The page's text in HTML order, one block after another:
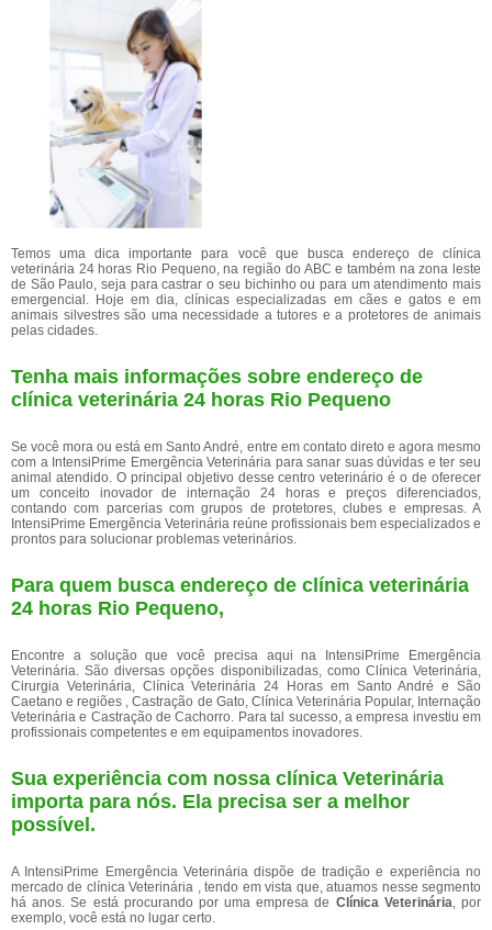
Temos uma dica importante para você que busca endereço de clínica
veterinária 24 horas Rio Pequeno, na região do ABC e também na zona leste
de São Paulo, seja para castrar o seu bichinho ou para um atendimento mais
emergencial. Hoje em dia, clínicas especializadas em cães e gatos e em
animais silvestres são uma necessidade a tutores e a protetores de animais
pelas cidades.
Tenha mais informações sobre endereço de
clínica veterinária 24 horas Rio Pequeno
Se você mora ou está em Santo André, entre em contato direto e agora mesmo
com a IntensiPrime Emergência Veterinária para sanar suas dúvidas e ter seu
animal atendido. O principal objetivo desse centro veterinário é o de oferecer
um conceito inovador de internação 24 horas e preços diferenciados,
contando com parcerias com grupos de protetores, clubes e empresas. A
IntensiPrime Emergência Veterinária reúne profissionais bem especializados e
prontos para solucionar problemas veterinários.
Para quem busca endereço de clínica veterinária
24 horas Rio Pequeno,
Encontre a solução que você precisa aqui na IntensiPrime Emergência
Veterinária. São diversas opções disponibilizadas, como Clínica Veterinária,
Cirurgia Veterinária, Clínica Veterinária 24 Horas em Santo André e São
Caetano e regiões , Castração de Gato, Clínica Veterinária Popular, Internação
Veterinária e Castração de Cachorro. Para tal sucesso, a empresa investiu em
profissionais competentes e em equipamentos inovadores.
Sua experiência com nossa clínica Veterinária
importa para nós. Ela precisa ser a melhor
possível.
A IntensiPrime Emergência Veterinária dispõe de tradição e experiência no
mercado de clínica Veterinária , tendo em vista que, atuamos nesse segmento
há anos. Se está procurando por uma empresa de Clínica Veterinária, por
exemplo, você está no lugar certo.